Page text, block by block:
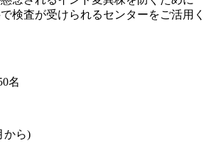
検査が受けられるセンターをご活用く
名
から)